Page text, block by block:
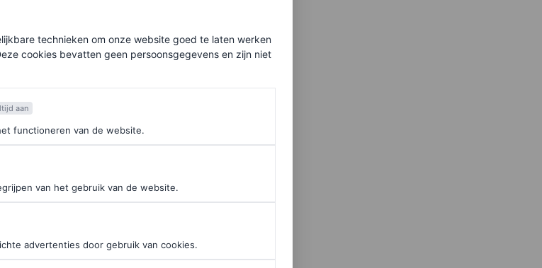
Vogue-nieuwsbrief.
Ralph en zij een perfecte
de stemming van het seizoen.
technieken om onze website goed te laten werken
cookies bevatten geen persoonsgegevens en zijn niet
aan
functioneren van de website.
van het gebruik van de website.
advertenties door gebruik van cookies.